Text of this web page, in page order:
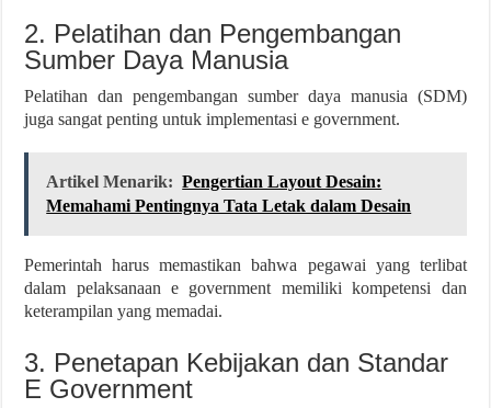
2. Pelatihan dan Pengembangan
Sumber Daya Manusia
Pelatihan dan pengembangan sumber daya manusia (SDM)
juga sangat penting untuk implementasi e government.
Artikel Menarik: Pengertian Layout Desain:
Memahami Pentingnya Tata Letak dalam Desain
Pemerintah harus memastikan bahwa pegawai yang terlibat
dalam pelaksanaan e government memiliki kompetensi dan
keterampilan yang memadai.
3. Penetapan Kebijakan dan Standar
E Government